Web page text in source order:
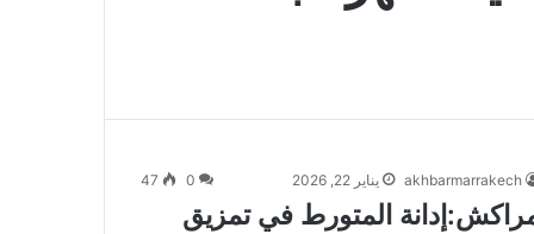
akhbarmarrakech يناير 22, 2026 0
47
المتورط في تمزيق